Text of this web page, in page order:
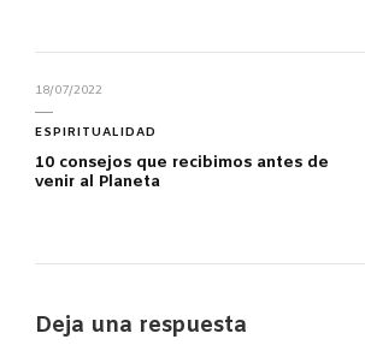
18/07/2022
ESPIRITUALIDAD
10 consejos que recibimos antes de
venir al Planeta
Deja una respuesta